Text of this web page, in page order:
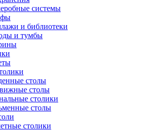
системы
и библиотеки
и тумбы
столы
столы
столики
столы
столики